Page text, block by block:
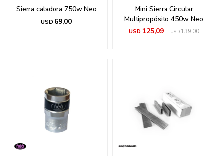
Sierra caladora 750w Neo
USD 69,00
Mini Sierra Circular
Multipropósito 450w Neo
USD 125,09 USD139,00